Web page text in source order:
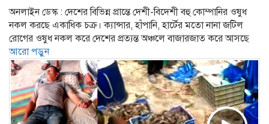
অনলাইন ডেস্ক : দেশের বিভিন্ন প্রান্তে দেশী-বিদেশী বহু কোম্পানির ওষুধ
নকল করছে একাধিক চক্র। ক্যান্সার, হাঁপানি, হার্টের মতো নানা জটিল
রোগের ওষুধ নকল করে দেশের প্রত্যন্ত অঞ্চলে বাজারজাত করে আসছে
আরো পড়ুন